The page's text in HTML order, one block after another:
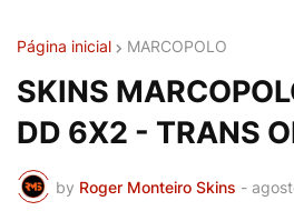
Página inicial MARCOPOLO
SKINS
DD 6X2 - TRANS
by Roger Monteiro Skins -